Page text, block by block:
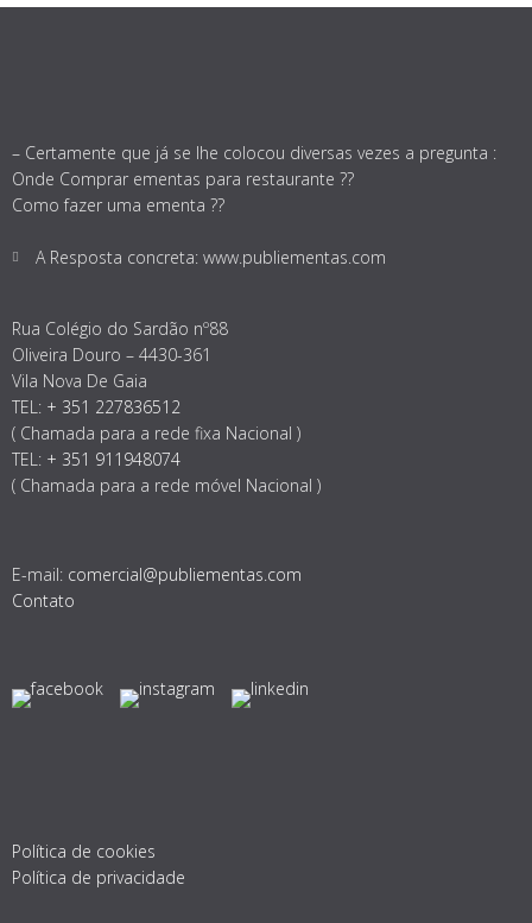
– Certamente que já se lhe colocou diversas vezes a pregunta :
Onde Comprar ementas para restaurante ??
Como fazer uma ementa ??
A Resposta concreta: www.publiementas.com
Rua Colégio do Sardão nº88
Oliveira Douro – 4430-361
Vila Nova De Gaia
TEL: + 351 227836512
( Chamada para a rede fixa Nacional )
TEL: + 351 911948074
( Chamada para a rede móvel Nacional )
E-mail: comercial@publiementas.com
Contato
Política de cookies
Política de privacidade